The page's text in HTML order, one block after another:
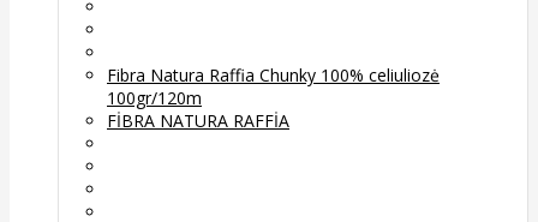
Fibra Natura Raffia Chunky 100% celiuliozė
100gr/120m
FİBRA NATURA RAFFİA